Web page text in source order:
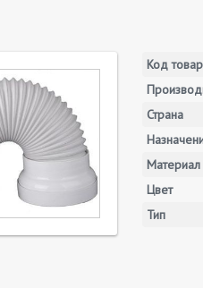
Код
Страна
Материал
Цвет
Тип